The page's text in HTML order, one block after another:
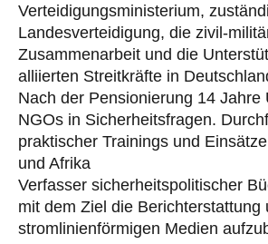
Verteidigungsministerium,
Landesverteidigung, die zivil-
Zusammenarbeit und die
alliierten Streitkräfte in
Nach der Pensionierung 14 Jahre
NGOs in Sicherheitsfragen.
praktischer Trainings und
und Afrika
Verfasser sicherheitspolitischer
mit dem Ziel die Berichterstattung
stromlinienförmigen Medien